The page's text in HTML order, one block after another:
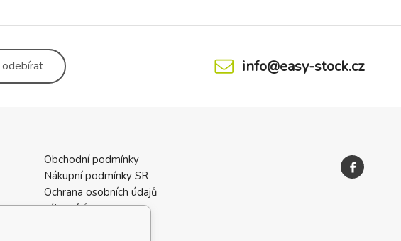
odebírat info@easy-stock.cz
Obchodní podmínky
Nákupní podmínky SR
Ochrana osobních údajů
zákazníků